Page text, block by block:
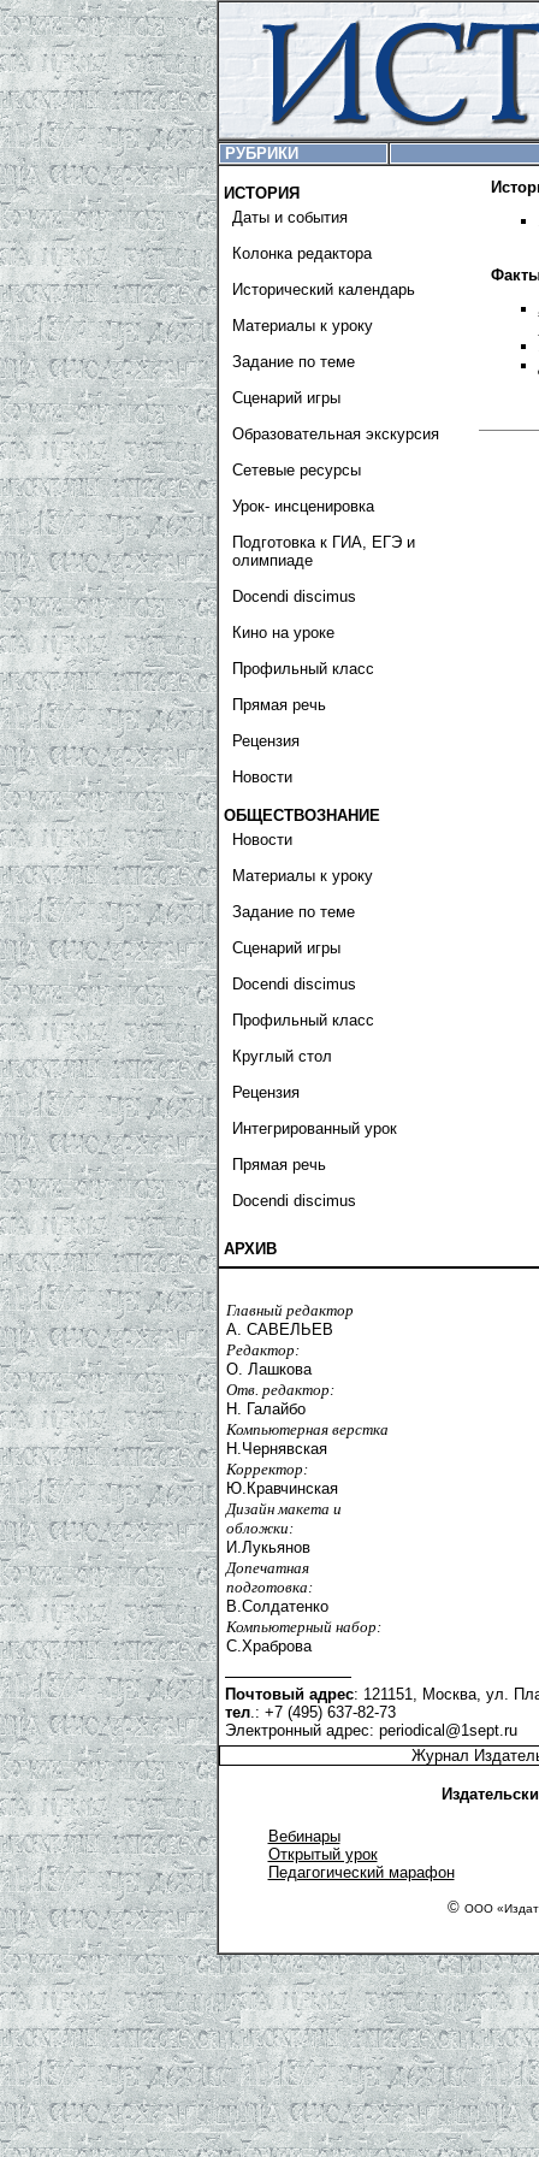
РУБРИКИ
ИСТОРИЯ
Даты и события
Колонка редактора
Исторический календарь
Материалы к уроку
Задание по теме
Сценарий игры
Образовательная экскурсия
Сетевые ресурсы
Урок- инсценировка
Подготовка к ГИА, ЕГЭ и
олимпиаде
Docendi discimus
Кино на уроке
Профильный класс
Прямая речь
Рецензия
Новости
ОБЩЕСТВОЗНАНИЕ
Новости
Материалы к уроку
Задание по теме
Сценарий игры
Docendi discimus
Профильный класс
Круглый стол
Рецензия
Интегрированный урок
Прямая речь
Docendi discimus
АРХИВ
Главный редактор
А. САВЕЛЬЕВ
Редактор:
О. Лашкова
Отв. редактор:
Н. Галайбо
Компьютерная верстка
Н.Чернявская
Корректор:
Ю.Кравчинская
Дизайн макета и
обложки:
И.Лукьянов
Допечатная
подготовка:
В.Солдатенко
Компьютерный набор:
С.Храброва
Почтовый адрес: 121151, Москва, ул.
тел.: +7 (495) 637-82-73
Электронный адрес: periodical@1sept.ru
Журнал
Вебинары
Открытый урок
Педагогический марафон
© ООО